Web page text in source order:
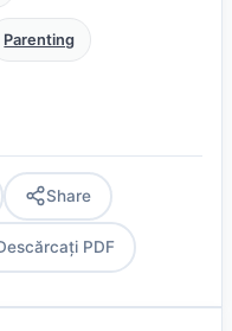
Parenting
Share
PDF